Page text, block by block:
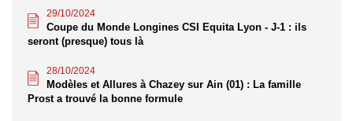
29/10/2024
Coupe du Monde Longines CSI Equita Lyon - J-1 : ils
seront (presque) tous là
28/10/2024
Modèles et Allures à Chazey sur Ain (01) : La famille
Prost a trouvé la bonne formule